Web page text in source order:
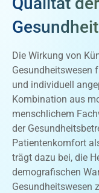
Die Wirkung von
Gesundheitswesen
und individuell
Kombination aus
menschlichem
der
Patientenkomfort
trägt dazu bei, die
demografischen
Gesundheitswesen